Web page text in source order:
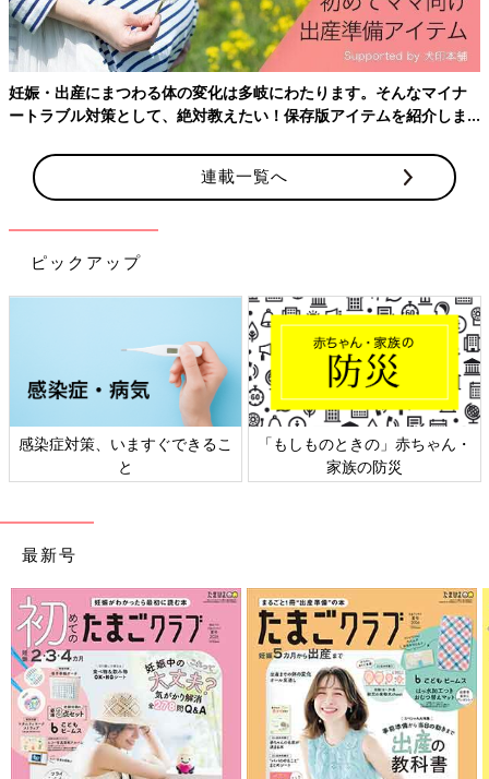
体の変化は多岐にわたります。そんなマイナ
、絶対教えたい！保存版アイテムを紹介しま
産後はお世話で大忙
ておきたいことをわ
連載一覧へ
ピックアップ
すぐできるこ
「もしものときの」赤ちゃん・
日本外来小児科
最新号